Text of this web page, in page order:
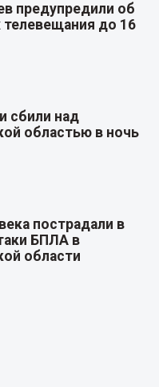
предупредили об
до 16
сбили над
областью в ночь
пострадали в
БПЛА в
области